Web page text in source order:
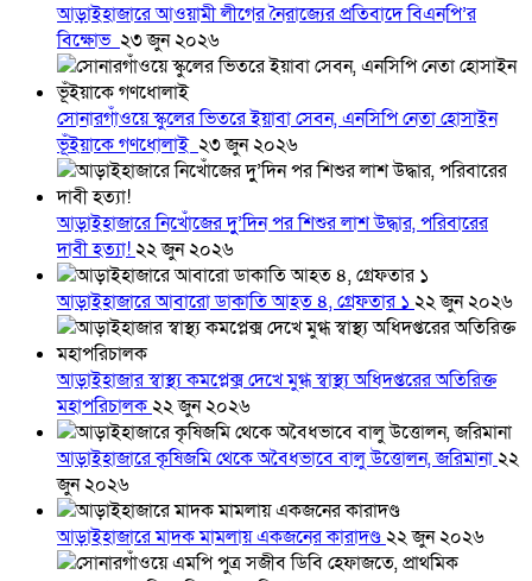
আড়াইহাজারে আওয়ামী লীগের নৈরাজ্যের প্রতিবাদে বিএনপি’র
বিক্ষোভ ২৩ জুন ২০২৬
সোনারগাঁওয়ে স্কুলের ভিতরে ইয়াবা সেবন, এনসিপি নেতা হোসাইন
ভূঁইয়াকে গণধোলাই ২৩ জুন ২০২৬
আড়াইহাজারে নিখোঁজের দুু’দিন পর শিশুর লাশ উদ্ধার, পরিবারের
দাবী হত্যা!২২ জুন ২০২৬
আড়াইহাজারে আবারো ডাকাতি আহত ৪, গ্রেফতার ১ ২২ জুন ২০২৬
আড়াইহাজার স্বাস্থ্য কমপ্লেক্স দেখে মুগ্ধ স্বাস্থ্য অধিদপ্তরের অতিরিক্ত
মহাপরিচালক২২ জুন ২০২৬
আড়াইহাজারে কৃষিজমি থেকে অবৈধভাবে বালু উত্তোলন, জরিমানা২২
জুন ২০২৬
আড়াইহাজারে মাদক মামলায় একজনের কারাদণ্ড২২ জুন ২০২৬